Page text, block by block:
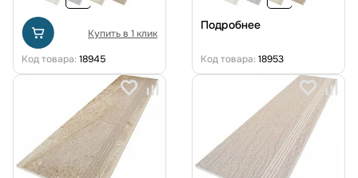
Купить в 1 клик
Код товара: 18945
Подробнее
Код товара: 18953